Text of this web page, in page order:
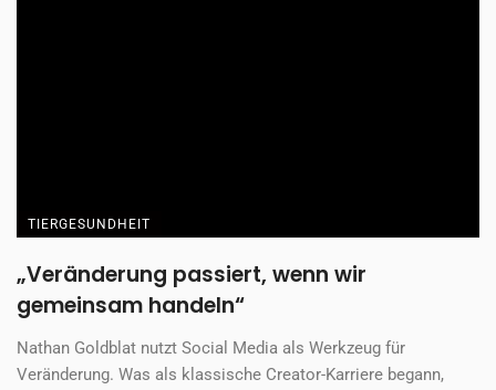
TIERGESUNDHEIT
„Veränderung passiert, wenn wir
gemeinsam handeln“
Nathan Goldblat nutzt Social Media als Werkzeug für
Veränderung. Was als klassische Creator-Karriere begann,